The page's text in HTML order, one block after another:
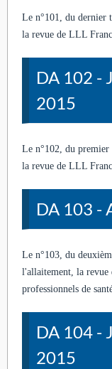
Le n°101, du dernier
la revue de LLL
DA 102 -
2015
Le n°102, du premier
la revue de LLL
DA 103 -
Le n°103, du
l'allaitement, la revue
professionnels de
DA 104 -
2015